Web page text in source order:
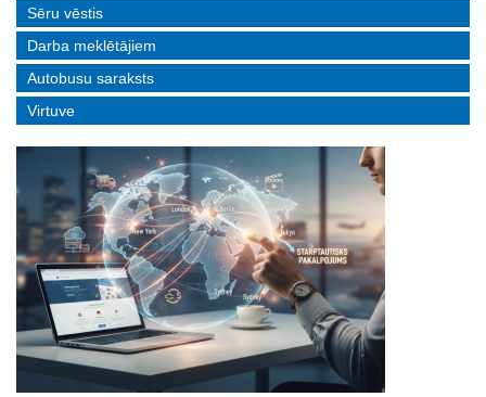
Sēru vēstis
Darba meklētājiem
Autobusu saraksts
Virtuve